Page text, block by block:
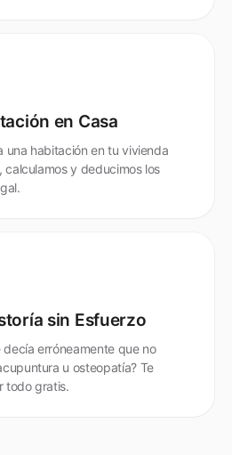
en Casa
una habitación en tu vivienda
y deducimos los
sin Esfuerzo
decía erróneamente que no
u osteopatía? Te
todo gratis.